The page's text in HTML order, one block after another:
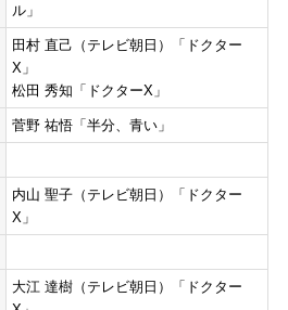
ル」
田村 直己（テレビ朝日）「ドクター
X」
松田 秀知「ドクターX」
菅野 祐悟「半分、青い」
内山 聖子（テレビ朝日）「ドクター
X」
大江 達樹（テレビ朝日）「ドクター